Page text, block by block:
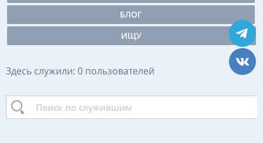
БЛОГ
ИЩУ
Здесь служили: 0 пользователей